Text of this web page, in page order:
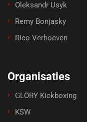
Oleksandr Usyk
Remy Bonjasky
Rico Verhoeven
Organisaties
GLORY Kickboxing
KSW